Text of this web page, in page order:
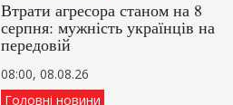
Втрати агресора станом на 8
серпня: мужність українців на
передовій
08:00, 08.08.26
Головні новини